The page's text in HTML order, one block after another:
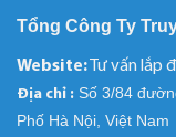
Tổng Công Ty
Website: Tư vấn lắp
Địa chỉ : Số 3/84
Phố Hà Nội, Việt Nam